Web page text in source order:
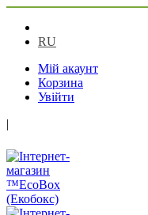
RU
Мій акаунт
Корзина
Увійти
|